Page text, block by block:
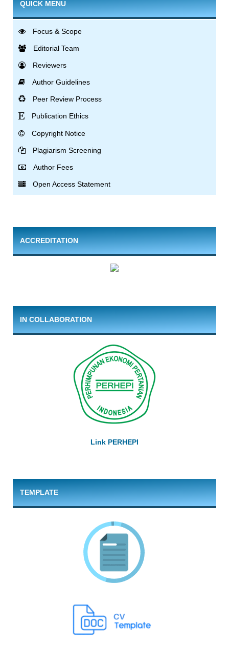
QUICK MENU
Focus & Scope
Editorial Team
Reviewers
Author Guidelines
Peer Review Process
Publication Ethics
Copyright Notice
Plagiarism Screening
Author Fees
Open Access Statement
ACCREDITATION
IN COLLABORATION
Link PERHEPI
TEMPLATE